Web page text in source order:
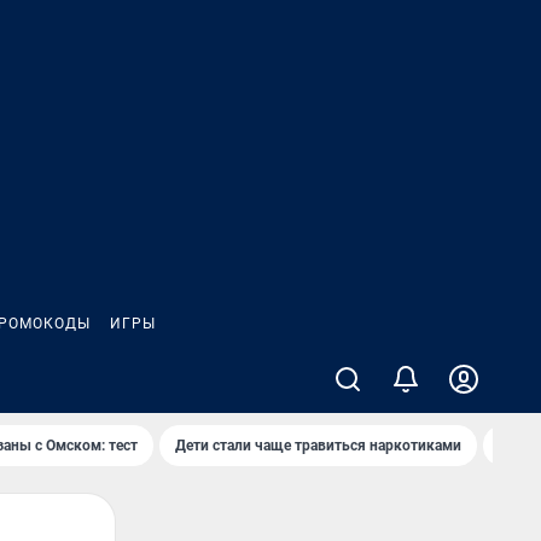
ИГРЫ
с Омском: тест Дети стали чаще травиться наркотиками